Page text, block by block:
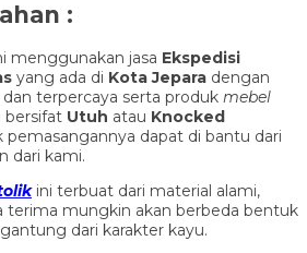
:
menggunakan jasa Ekspedisi
yang ada di Kota Jepara dengan
terpercaya serta produk mebel
bersifat Utuh atau Knocked
pemasangannya dapat di bantu dari
dari kami.
ini terbuat dari material alami,
terima mungkin akan berbeda bentuk
dari karakter kayu.